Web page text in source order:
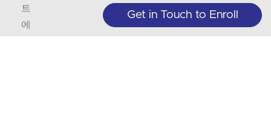
트
에
Get in Touch to Enroll